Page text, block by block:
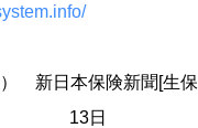
新日本保険新聞[生保
13日